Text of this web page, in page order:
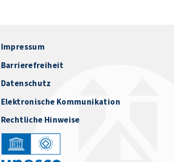
Impressum
Barrierefreiheit
Datenschutz
Elektronische Kommunikation
Rechtliche Hinweise